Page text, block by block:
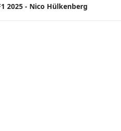
2025 - Nico Hülkenberg